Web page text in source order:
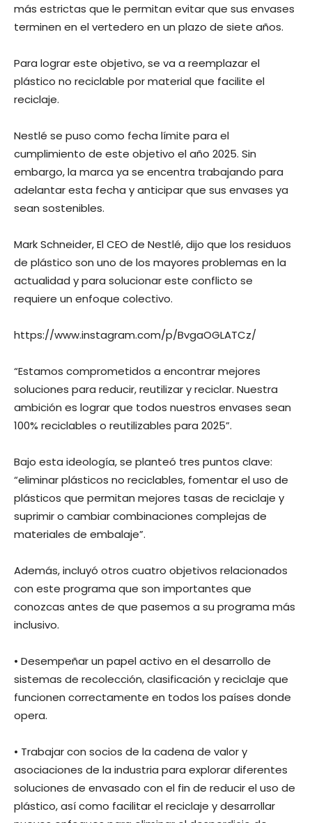
más estrictas que le permitan evitar que sus envases
terminen en el vertedero en un plazo de siete años.
Para lograr este objetivo, se va a reemplazar el
plástico no reciclable por material que facilite el
reciclaje.
Nestlé se puso como fecha límite para el
cumplimiento de este objetivo el año 2025. Sin
embargo, la marca ya se encentra trabajando para
adelantar esta fecha y anticipar que sus envases ya
sean sostenibles.
Mark Schneider, El CEO de Nestlé, dijo que los residuos
de plástico son uno de los mayores problemas en la
actualidad y para solucionar este conflicto se
requiere un enfoque colectivo.
https://www.instagram.com/p/BvgaOGLATCz/
“Estamos comprometidos a encontrar mejores
soluciones para reducir, reutilizar y reciclar. Nuestra
ambición es lograr que todos nuestros envases sean
100% reciclables o reutilizables para 2025”.
Bajo esta ideología, se planteó tres puntos clave:
“eliminar plásticos no reciclables, fomentar el uso de
plásticos que permitan mejores tasas de reciclaje y
suprimir o cambiar combinaciones complejas de
materiales de embalaje”.
Además, incluyó otros cuatro objetivos relacionados
con este programa que son importantes que
conozcas antes de que pasemos a su programa más
inclusivo.
• Desempeñar un papel activo en el desarrollo de
sistemas de recolección, clasificación y reciclaje que
funcionen correctamente en todos los países donde
opera.
• Trabajar con socios de la cadena de valor y
asociaciones de la industria para explorar diferentes
soluciones de envasado con el fin de reducir el uso de
plástico, así como facilitar el reciclaje y desarrollar